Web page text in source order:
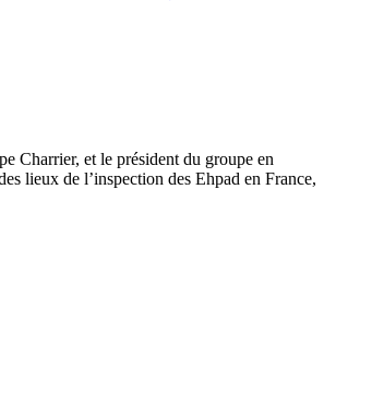
Charrier, et le président du groupe en
lieux de l’inspection des Ehpad en France,